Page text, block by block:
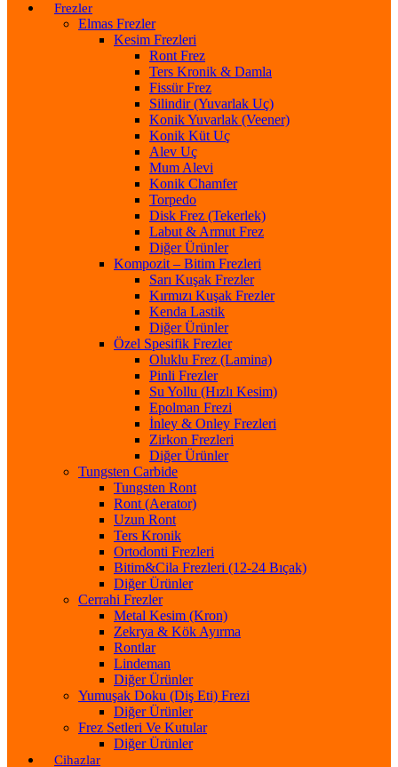
Frezler
Elmas Frezler
Kesim Frezleri
Ront Frez
Ters Kronik & Damla
Fissür Frez
Silindir (Yuvarlak Uç)
Konik Yuvarlak (Veener)
Konik Küt Uç
Alev Uç
Mum Alevi
Konik Chamfer
Torpedo
Disk Frez (Tekerlek)
Labut & Armut Frez
Diğer Ürünler
Kompozit – Bitim Frezleri
Sarı Kuşak Frezler
Kırmızı Kuşak Frezler
Kenda Lastik
Diğer Ürünler
Özel Spesifik Frezler
Oluklu Frez (Lamina)
Pinli Frezler
Su Yollu (Hızlı Kesim)
Epolman Frezi
İnley & Onley Frezleri
Zirkon Frezleri
Diğer Ürünler
Tungsten Carbide
Tungsten Ront
Ront (Aerator)
Uzun Ront
Ters Kronik
Ortodonti Frezleri
Bitim&Cila Frezleri (12-24 Bıçak)
Diğer Ürünler
Cerrahi Frezler
Metal Kesim (Kron)
Zekrya & Kök Ayırma
Rontlar
Lindeman
Diğer Ürünler
Yumuşak Doku (Diş Eti) Frezi
Diğer Ürünler
Frez Setleri Ve Kutular
Diğer Ürünler
Cihazlar